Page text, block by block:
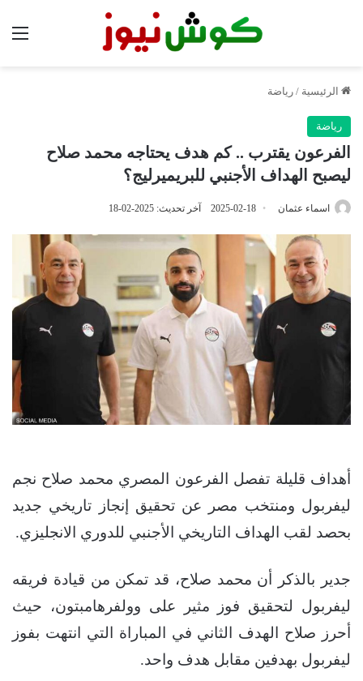
الرئيسية / رياضة
رياضة
الفرعون يقترب .. كم هدف يحتاجه محمد صلاح
ليصبح الهداف الأجنبي للبريميرليج؟
اسماء عثمان 2025-02-18 آخر تحديث: 2025-02-18
أهداف قليلة تفصل الفرعون المصري محمد صلاح نجم
ليفربول ومنتخب مصر عن تحقيق إنجاز تاريخي جديد
بحصد لقب الهداف التاريخي الأجنبي للدوري الانجليزي.
جدير بالذكر أن محمد صلاح، قد تمكن من قيادة فريقه
ليفربول لتحقيق فوز مثير على وولفرهامبتون، حيث
أحرز صلاح الهدف الثاني في المباراة التي انتهت بفوز
ليفربول بهدفين مقابل هدف واحد.